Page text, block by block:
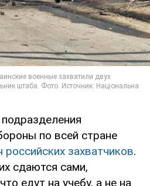
по всей стране
захватчиков.
сдаются сами,
едут на учебу, а не на